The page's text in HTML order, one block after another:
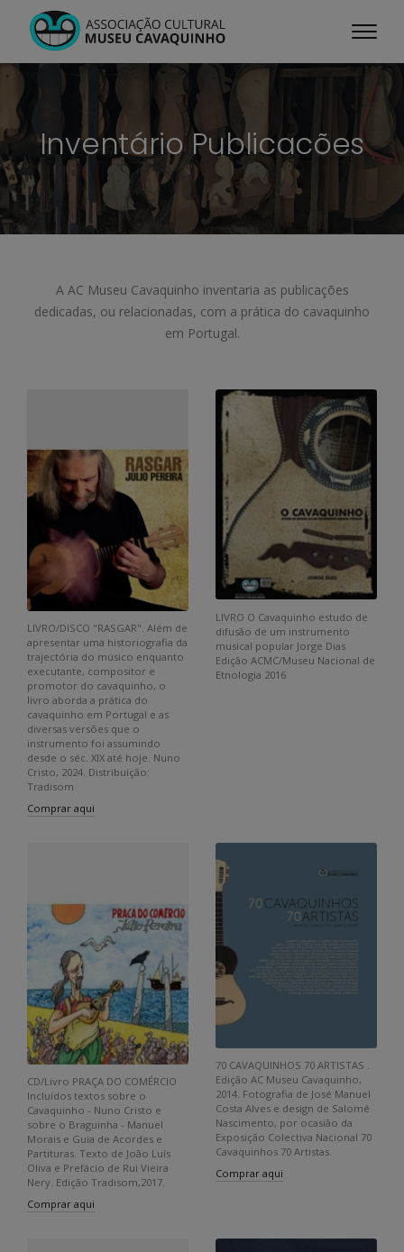
Inventário Publicacões
A AC Museu Cavaquinho inventaria as publicações
dedicadas, ou relacionadas, com a prática do cavaquinho
em Portugal.
LIVRO/DISCO "RASGAR". Além de
apresentar uma historiografia da
trajectória do músico enquanto
executante, compositor e
promotor do cavaquinho, o
livro aborda a prática do
cavaquinho em Portugal e as
diversas versões que o
instrumento foi assumindo
desde o séc. XIX até hoje. Nuno
Cristo, 2024. Distribuição:
Tradisom
Comprar aqui
LIVRO O Cavaquinho estudo de
difusão de um instrumento
musical popular Jorge Dias
Edição ACMC/Museu Nacional de
Etnologia 2016
CD/Livro PRAÇA DO COMÉRCIO
Incluídos textos sobre o
Cavaquinho - Nuno Cristo e
sobre o Braguinha - Manuel
Morais e Guia de Acordes e
Partituras. Texto de João Luís
Oliva e Prefácio de Rui Vieira
Nery. Edição Tradisom,2017.
Comprar aqui
70 CAVAQUINHOS 70 ARTISTAS .
Edição AC Museu Cavaquinho,
2014. Fotografia de José Manuel
Costa Alves e design de Salomé
Nascimento, por ocasião da
Exposição Colectiva Nacional 70
Cavaquinhos 70 Artistas.
Comprar aqui